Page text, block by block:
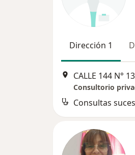
Dirección 1
Consultorio